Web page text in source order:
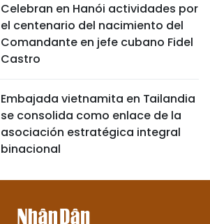
Celebran en Hanói actividades por
el centenario del nacimiento del
Comandante en jefe cubano Fidel
Castro
Embajada vietnamita en Tailandia
se consolida como enlace de la
asociación estratégica integral
binacional